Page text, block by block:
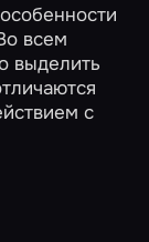
всем
выделить
с